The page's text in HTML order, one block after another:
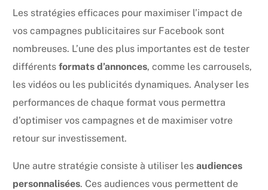
Les stratégies efficaces pour maximiser l’impact de
vos campagnes publicitaires sur Facebook sont
nombreuses. L’une des plus importantes est de tester
différentsformats d’annonces, comme les carrousels,
les vidéos ou les publicités dynamiques. Analyser les
performances de chaque format vous permettra
d’optimiser vos campagnes et de maximiser votre
retour sur investissement.
Une autre stratégie consiste à utiliser lesaudiences
personnalisées. Ces audiences vous permettent de